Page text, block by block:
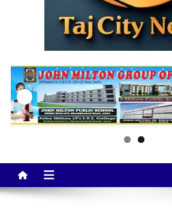
Taj City News